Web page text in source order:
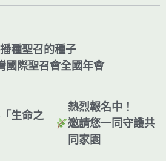
種聖召的種子
國際聖召會全國年會
生命之
熱烈報名中！
邀請您一同守護共
同家園